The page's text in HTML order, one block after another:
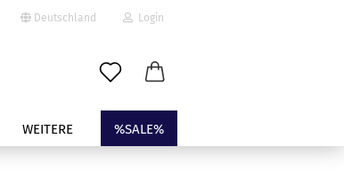
Deutschland Login
%SALE%
WEITERE